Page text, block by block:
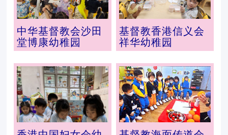
中华基督教会沙田
堂博康幼稚园
基督教香港信义会
祥华幼稚园